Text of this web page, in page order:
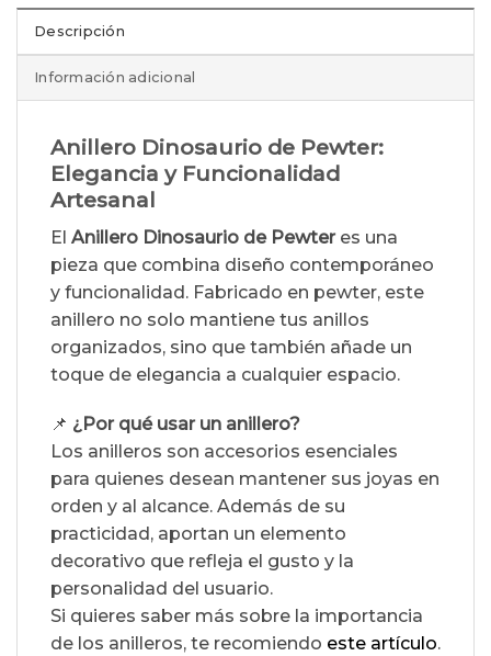
Descripción
Información adicional
Anillero Dinosaurio de Pewter:
Elegancia y Funcionalidad
Artesanal
El Anillero Dinosaurio de Pewteres una
pieza que combina diseño contemporáneo
y funcionalidad. Fabricado en pewter, este
anillero no solo mantiene tus anillos
organizados, sino que también añade un
toque de elegancia a cualquier espacio.
📌 ¿Por qué usar un anillero?
Los anilleros son accesorios esenciales
para quienes desean mantener sus joyas en
orden y al alcance. Además de su
practicidad, aportan un elemento
decorativo que refleja el gusto y la
personalidad del usuario.
Si quieres saber más sobre la importancia
de los anilleros, te recomiendo este artículo.